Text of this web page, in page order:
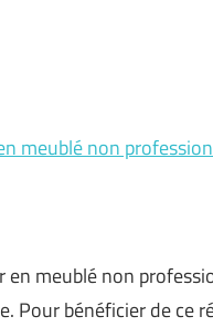
meublé non
en meublé non
Pour bénéficier de ce